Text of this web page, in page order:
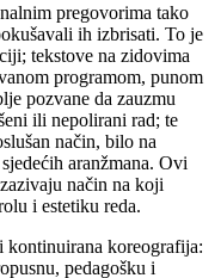
pregovorima tako
ih izbrisati. To je
tekstove na zidovima
programom, punom
pozvane da zauzmu
ili nepolirani rad; te
način, bilo na
aranžmana. Ovi
način na koji
i estetiku reda.
kontinuirana koreografija:
pedagošku i